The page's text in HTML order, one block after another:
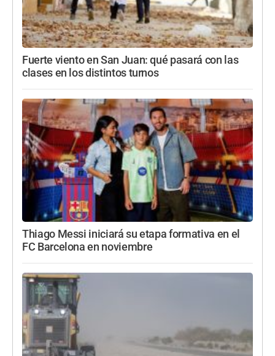
Fuerte viento en San Juan: qué pasará con las
clases en los distintos turnos
Thiago Messi iniciará su etapa formativa en el
FC Barcelona en noviembre